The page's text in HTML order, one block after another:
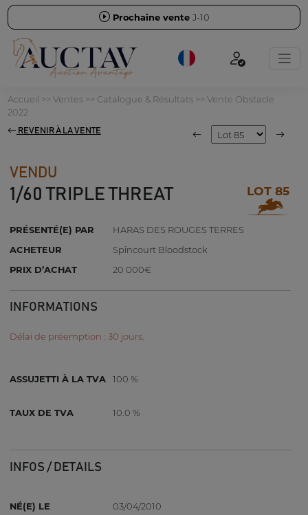
Prochaine vente J-10
Accueil >> Ventes>> Catalogue & Résultats>> Vente Obstacle
2022
REVENIR À LA VENTE
VENDU
1/60 TRIPLE THREAT LOT 85
PRÉSENTÉ(E) PAR
HARAS DES ROUGES TERRES
ACHETEUR
Spincourt Bloodstock
PRIX D’ACHAT
20 000€
INFORMATIONS
Délai de préemption : 30 jours.
ASSUJETTI À LA TVA 100 %
TAUX DE TVA 10.0 %
INFOS / DETAILS
NÉ(E) LE
03/04/2010